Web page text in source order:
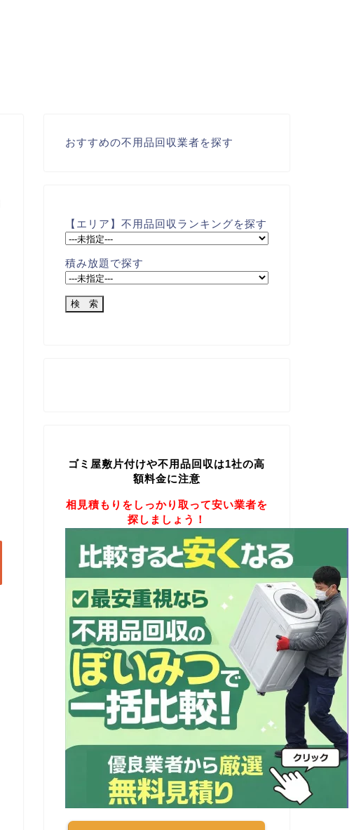
おすすめの不用品回収業者を探す
【エリア】不用品回収ランキングを探す
積み放題で探す
ゴミ屋敷片付けや不用品回収は1社の高
額料金に注意
相見積もりをしっかり取って安い業者を
探しましょう！